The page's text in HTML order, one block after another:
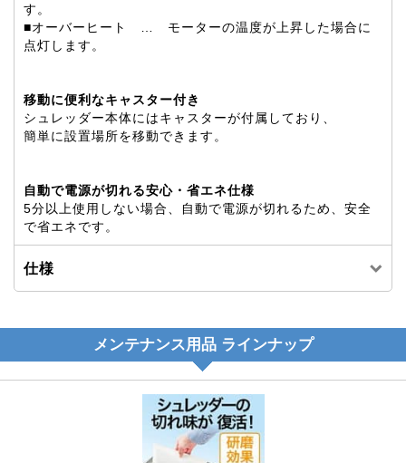
す。
■オーバーヒート … モーターの温度が上昇した場合に
点灯します。
移動に便利なキャスター付き
シュレッダー本体にはキャスターが付属しており、
簡単に設置場所を移動できます。
自動で電源が切れる安心・省エネ仕様
5分以上使用しない場合、自動で電源が切れるため、安全
で省エネです。
仕様
メンテナンス用品 ラインナップ